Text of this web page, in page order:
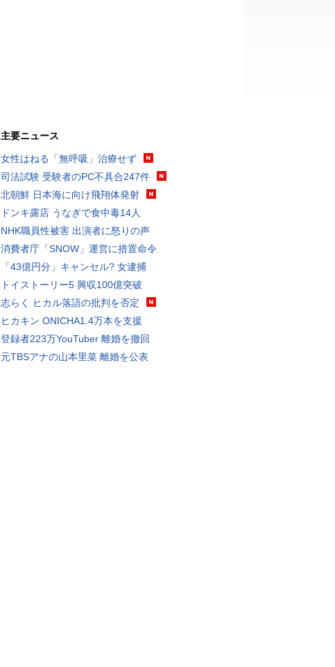
主要ニュース
女性はねる「無呼吸」治療せず
司法試験 受験者のPC不具合247件
北朝鮮 日本海に向け飛翔体発射
ドンキ露店 うなぎで食中毒14人
NHK職員性被害 出演者に怒りの声
消費者庁「SNOW」運営に措置命令
「43億円分」キャンセル? 女逮捕
トイストーリー5 興収100億突破
志らく ヒカル落語の批判を否定
ヒカキン ONICHA1.4万本を支援
登録者223万YouTuber 離婚を撤回
元TBSアナの山本里菜 離婚を公表